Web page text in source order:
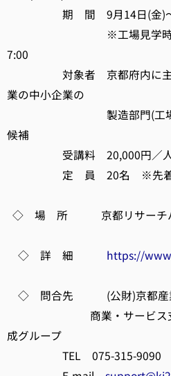
期 間 9月14日(金)～
※工場見学時以外は
7:00
対象者 京都府内に主た
業の中小企業の
製造部門(工場)管理
候補
受講料 20,000円／人(
定 員 20名 ※先着順・
◇ 場 所 京都リサーチパ
◇ 詳 細 https://
◇ 問合先 (公財)京都産
商業・サービス支援
成グループ
TEL 075-315-9090